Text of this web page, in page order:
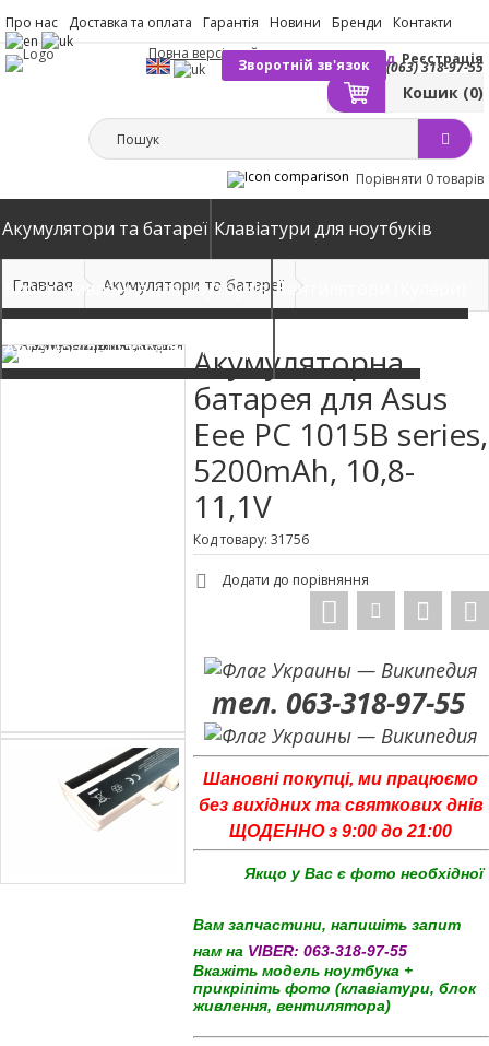
Про нас Доставка та оплата Гарантія Новини Бренди Контакти
(063) 318-97-55
Зворотній зв'язокВхід Реєстрація
Кошик (0)
Повна версія сайту
Порівняти 0 товарів
Акумулятори та батареї Клавіатури для ноутбуків
Блоки живлення для ноутбуків Вентилятори (Кулери)
Автомобільні зарядні пристрої
Главная Акумулятори та батареї
Акумуляторна
батарея для Asus
Eee PC 1015B series,
5200mAh, 10,8-
11,1V
Код товару: 31756
Додати до порівняння
тел. 063-318-97-55
Шановні покупці, ми працюємо
без вихідних та святкових днів
ЩОДЕННО з 9:00 до 21:00
Якщо у Вас є фото необхідної
Вам запчастини, напишіть запит
нам на VIBER: 063-318-97-55
Вкажіть модель ноутбука +
прикріпіть фото (клавіатури, блок
живлення, вентилятора)